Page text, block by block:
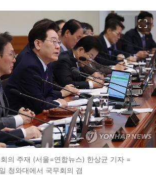
의 주재 (서울=연합뉴스) 한상균 기자 =
청와대에서 국무회의 겸